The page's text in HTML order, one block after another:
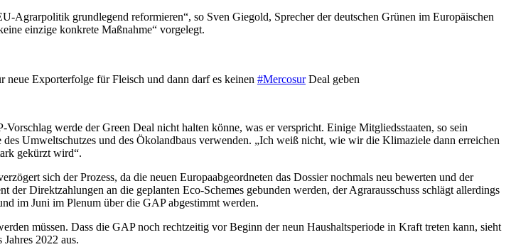
Agrarpolitik grundlegend reformieren“, so Sven Giegold, Sprecher der deutschen Grünen im Europäischen
einzige konkrete Maßnahme“ vorgelegt.
Exporterfolge für Fleisch und dann darf es keinen #MercosurDeal geben
werde der Green Deal nicht halten könne, was er verspricht. Einige Mitgliedsstaaten, so sein
Umweltschutzes und des Ökolandbaus verwenden. „Ich weiß nicht, wie wir die Klimaziele dann erreichen
gekürzt wird“.
sich der Prozess, da die neuen Europaabgeordneten das Dossier nochmals neu bewerten und der
Direktzahlungen an die geplanten Eco-Schemes gebunden werden, der Agrarausschuss schlägt allerdings
im Juni im Plenum über die GAP abgestimmt werden.
müssen. Dass die GAP noch rechtzeitig vor Beginn der neun Haushaltsperiode in Kraft treten kann, sieht
2022 aus.